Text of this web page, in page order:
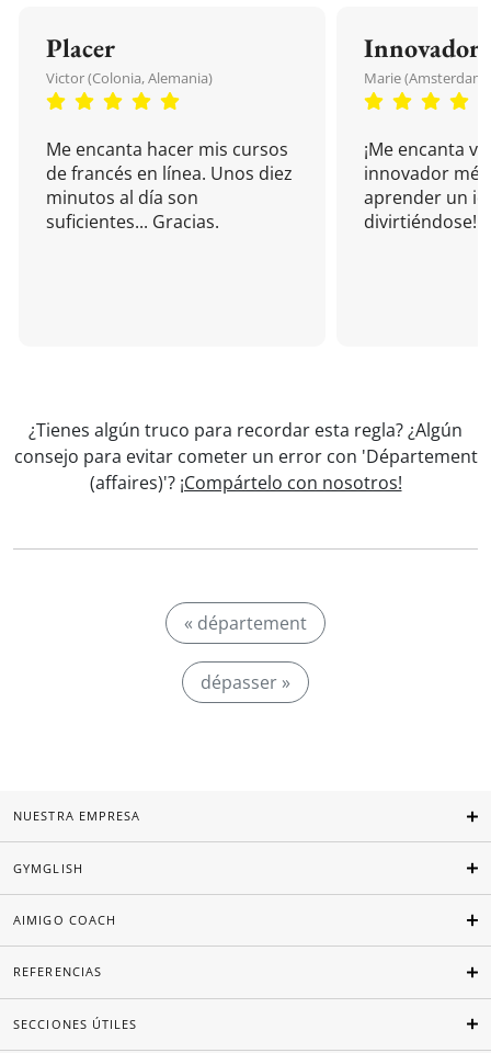
Placer
Victor (Colonia, Alemania)
Me encanta hacer mis cursos
de francés en línea. Unos diez
minutos al día son
suficientes... Gracias.
Innovador
Marie (Amsterdam,
¡Me encanta
innovador
aprender un
divirtiéndose!
¿Tienes algún truco para recordar esta regla? ¿Algún
consejo para evitar cometer un error con 'Département
(affaires)'? ¡Compártelo con nosotros!
« département
dépasser »
NUESTRA EMPRESA
GYMGLISH
AIMIGO COACH
REFERENCIAS
SECCIONES ÚTILES